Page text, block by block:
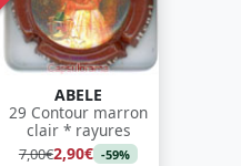
ABELE
29 Contour marron
clair * rayures
7,00€2,90€ -59%